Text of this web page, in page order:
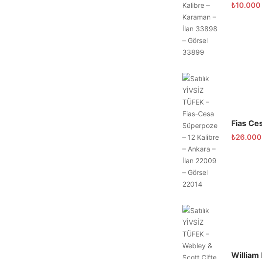
₺10.000
₺26.000